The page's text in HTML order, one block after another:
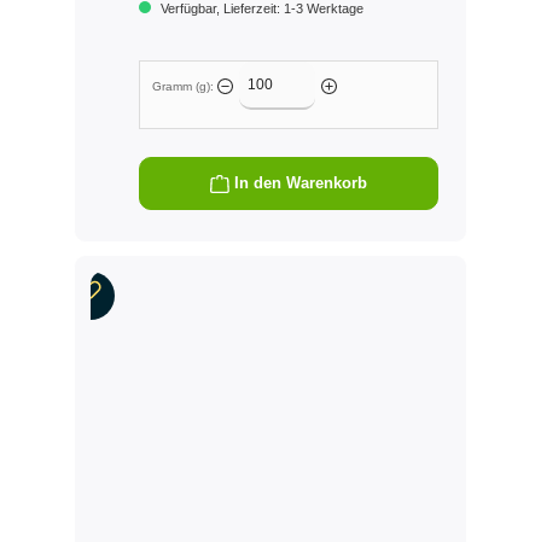
Verfügbar, Lieferzeit: 1-3 Werktage
Gramm (g):
In den Warenkorb